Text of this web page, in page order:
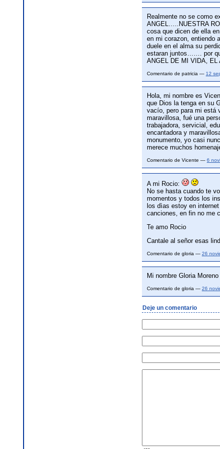
Realmente no se como
ANGEL…..NUESTRA
cosa que dicen de ella
en mi corazon, entiendo
duele en el alma su
estaran juntos……. por
ANGEL DE MI VIDA,
Comentario de patricia — 12
Hola, mi nombre es
que Dios la tenga en su
vacío, pero para mi está
maravillosa, fué una
trabajadora, servicial,
encantadora y
monumento, yo casi
merece muchos
Comentario de Vicente — 6
A mi Rocio:
No se hasta cuando te
momentos y todos los
los dìas estoy en
canciones, en fin no me
Te amo Rocio
Cantale al señor esas
Comentario de gloria — 26
Mi nombre Gloria
Comentario de gloria — 26
Deje un comentario